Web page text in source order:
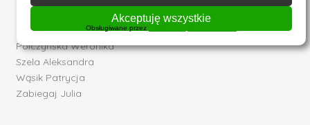
Osowski Dominik
Polczyńska Weronika
Szela Aleksandra
Wąsik Patrycja
Zabiegaj Julia
Akceptuję wszystkie
Obsługiwane przez